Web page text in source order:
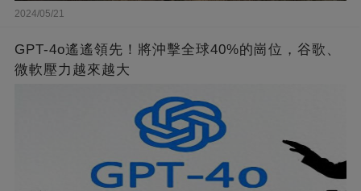
2024/05/21
GPT-4o遙遙領先！將沖擊全球40%的崗位，谷歌、
微軟壓力越來越大